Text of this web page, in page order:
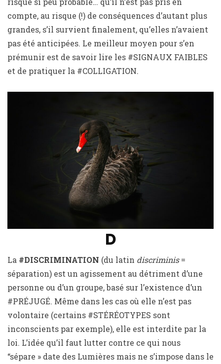
compte, au risque (!) de conséquences d’autant plus
grandes, s’il survient finalement, qu’elles n’avaient
pas été anticipées. Le meilleur moyen pour s’en
prémunir est de savoir lire les #SIGNAUX FAIBLES
et de pratiquer la #COLLIGATION.
D
La #DISCRIMINATION (du latin discriminis=
séparation) est un agissement au détriment d’une
personne ou d’un groupe, basé sur l’existence d’un
#PRÉJUGÉ. Même dans les cas où elle n’est pas
volontaire (certains #STÉRÉOTYPES sont
inconscients par exemple), elle est interdite par la
loi. L’idée qu’il faut lutter contre ce qui nous
“sépare » date des Lumières mais ne s’impose dans le